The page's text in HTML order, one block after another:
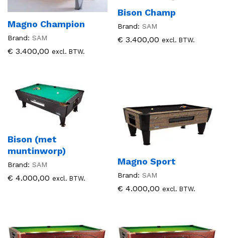
Magno Champion
Brand: SAM
€ 3.400,00 excl. BTW.
Bison Champ
Brand: SAM
€ 3.400,00 excl. BTW.
Bison (met
muntinworp)
Brand: SAM
€ 4.000,00 excl. BTW.
Magno Sport
Brand: SAM
€ 4.000,00 excl. BTW.